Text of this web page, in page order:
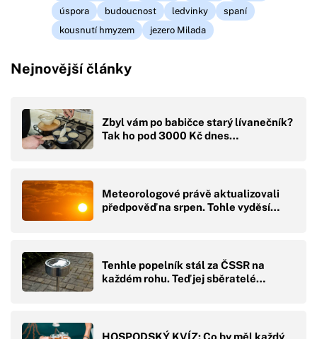
úspora
budoucnost ledvinky
spaní
kousnutí hmyzem
jezero Milada
Nejnovější články
Zbyl vám po babičce starý lívanečník?
Tak ho pod 3000 Kč dnes…
Meteorologové právě aktualizovali
předpověď na srpen. Tohle vyděsí…
Tenhle popelník stál za ČSSR na
každém rohu. Teď jej sběratelé…
HOSPODSKÝ KVÍZ: Co by měl každý